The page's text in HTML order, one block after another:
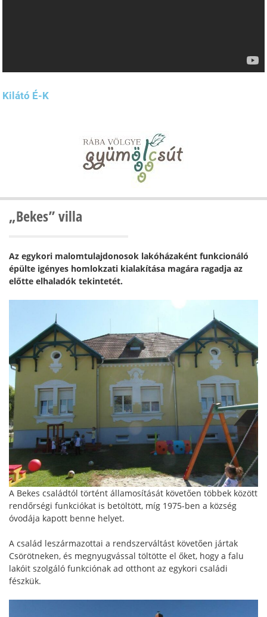
Kilátó É-K
„Bekes” villa
Az egykori malomtulajdonosok lakóházaként funkcionáló
épülte igényes homlokzati kialakítása magára ragadja az
előtte elhaladók tekintetét.
A Bekes családtól történt államosítását követően többek között
rendőrségi funkciókat is betöltött, míg 1975-ben a község
óvodája kapott benne helyet.
A család leszármazottai a rendszerváltást követően jártak
Csörötneken, és megnyugvással töltötte el őket, hogy a falu
lakóit szolgáló funkciónak ad otthont az egykori családi
fészkük.